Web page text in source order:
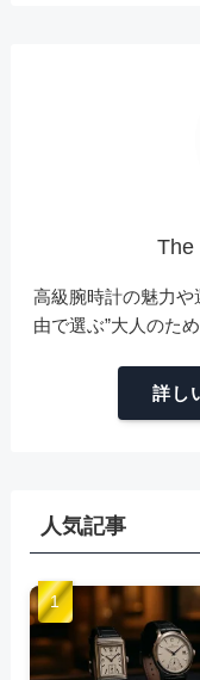
The
高級腕時計の魅力や
由で選ぶ”大人のた
詳し
人気記事